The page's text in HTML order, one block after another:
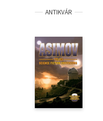
Művészet
Szakkönyv
Szótár, nyelvkönyv
Tankönyv, segédkönyv
ANTIKVÁR